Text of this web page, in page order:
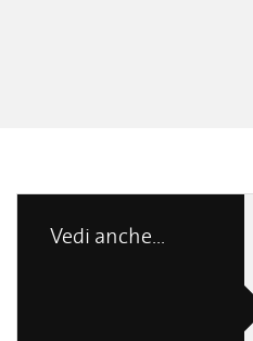
Vedi anche...